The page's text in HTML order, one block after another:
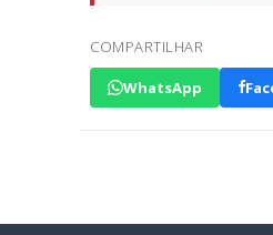
COMPARTILHAR
WhatsApp